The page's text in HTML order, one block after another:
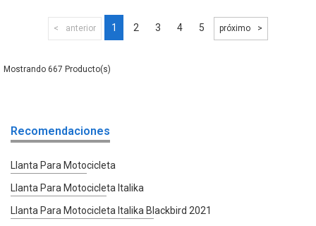
anterior 1 2 3 4 5 próximo
667
Recomendaciones
Llanta Para Motocicleta
Llanta Para Motocicleta Italika
Llanta Para Motocicleta Italika Blackbird 2021